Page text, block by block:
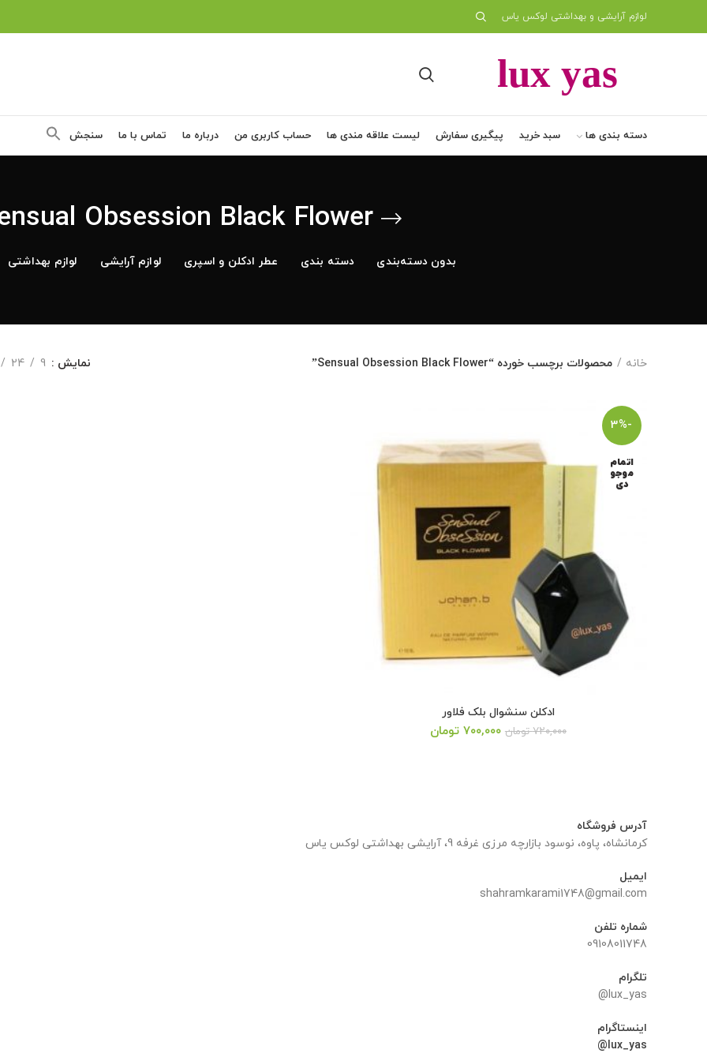
لوازم آرایشی و بهداشتی لوکس یاس
دسته بندی ها سبد خرید پیگیری سفارش لیست علاقه مندی ها حساب کاربری من درباره ما تماس با ما سنجش
Obsession Black Flower
بدون دسته‌بندی دسته بندی عطر ادکلن و اسپری لوازم آرایشی لوازم بهداشتی
خانه محصولات برچسب خورده “Sensual Obsession Black Flower” نمایش 9
24
-3%
اتمام
موجو
دی
ادکلن سنشوال بلک فلاور
۷۲۰,۰۰۰ تومان قیمت
۷۰۰,۰۰۰ تومان
آدرس فروشگاه
کرمانشاه، پاوه، نوسود بازارچه مرزی غرفه 9، آرایشی بهداشتی لوکس یاس
ایمیل
shahramkarami1748@gmail.com
شماره تلفن
09108011748
تلگرام
lux_yas@
اینستاگرام
lux_yas@